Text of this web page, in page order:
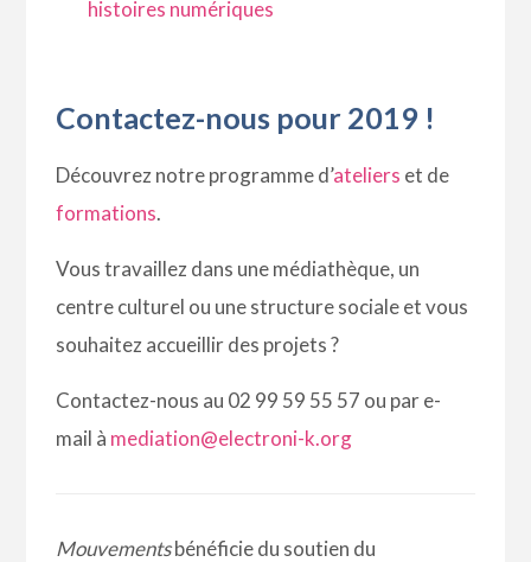
histoires numériques
Contactez-nous pour 2019 !
Découvrez notre programme d’ateliers et de
formations.
Vous travaillez dans une médiathèque, un
centre culturel ou une structure sociale et vous
souhaitez accueillir des projets ?
Contactez-nous au 02 99 59 55 57 ou par e-
mail à mediation@electroni-k.org
Mouvementsbénéficie du soutien du